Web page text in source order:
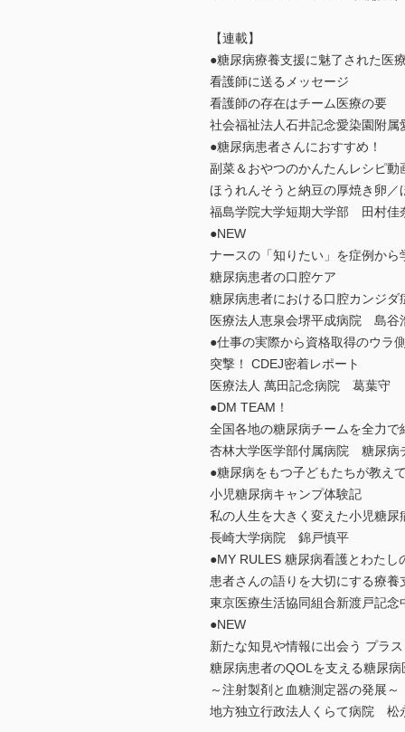
【連載】
●糖尿病療養支援に魅了された医
看護師に送るメッセージ
看護師の存在はチーム医療の要
社会福祉法人石井記念愛染園附
●糖尿病患者さんにおすすめ！
副菜＆おやつのかんたんレシピ動
ほうれんそうと納豆の厚焼き卵
福島学院大学短期大学部 田村佳
●NEW
ナースの「知りたい」を症例から
糖尿病患者の口腔ケア
糖尿病患者における口腔カンジダ
医療法人恵泉会堺平成病院 島谷
●仕事の実際から資格取得のウラ
突撃！ CDEJ密着レポート
医療法人 萬田記念病院 葛葉守
●DM TEAM！
全国各地の糖尿病チームを全力で
杏林大学医学部付属病院 糖尿病
●糖尿病をもつ子どもたちが教え
小児糖尿病キャンプ体験記
私の人生を大きく変えた小児糖尿
長崎大学病院 錦戸慎平
●MY RULES 糖尿病看護とわたし
患者さんの語りを大切にする療養
東京医療生活協同組合新渡戸記
●NEW
新たな知見や情報に出会う プラ
糖尿病患者のQOLを支える糖尿病
～注射製剤と血糖測定器の発展～
地方独立行政法人くらて病院 松